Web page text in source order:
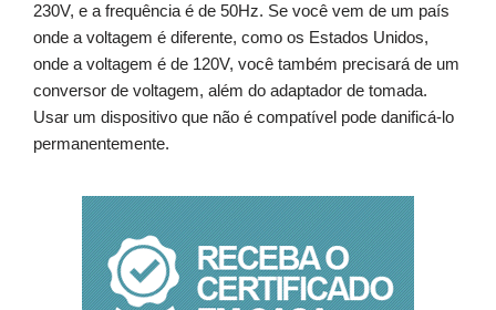
230V, e a frequência é de 50Hz. Se você vem de um país
onde a voltagem é diferente, como os Estados Unidos,
onde a voltagem é de 120V, você também precisará de um
conversor de voltagem, além do adaptador de tomada.
Usar um dispositivo que não é compatível pode danificá-lo
permanentemente.